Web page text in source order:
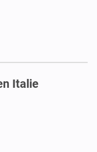
Italie